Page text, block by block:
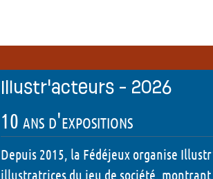
Jeux et Editeurs présents
Boutiques
Illustr'acteurs - 2026
10 ans d'expositions
Depuis 2015, la Fédéjeux organise
illustratrices du jeu de société, montrant